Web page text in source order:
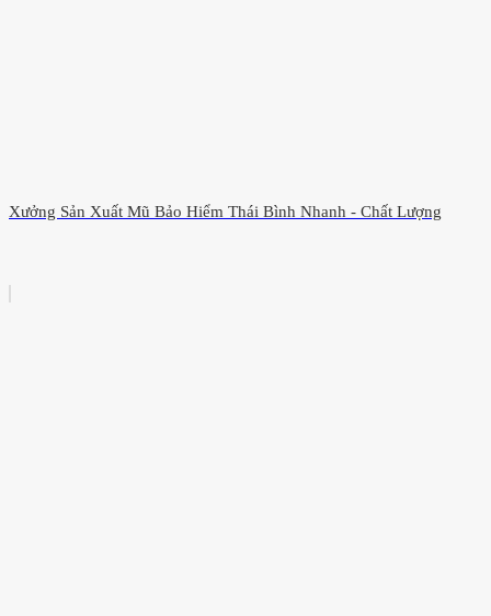
Xưởng Sản Xuất Mũ Bảo Hiểm Thái Bình Nhanh - Chất Lượng